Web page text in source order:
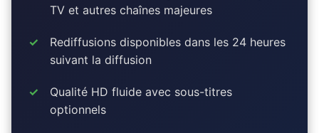
TV et autres chaînes majeures
Rediffusions disponibles dans les 24 heures
suivant la diffusion
Qualité HD fluide avec sous-titres
optionnels